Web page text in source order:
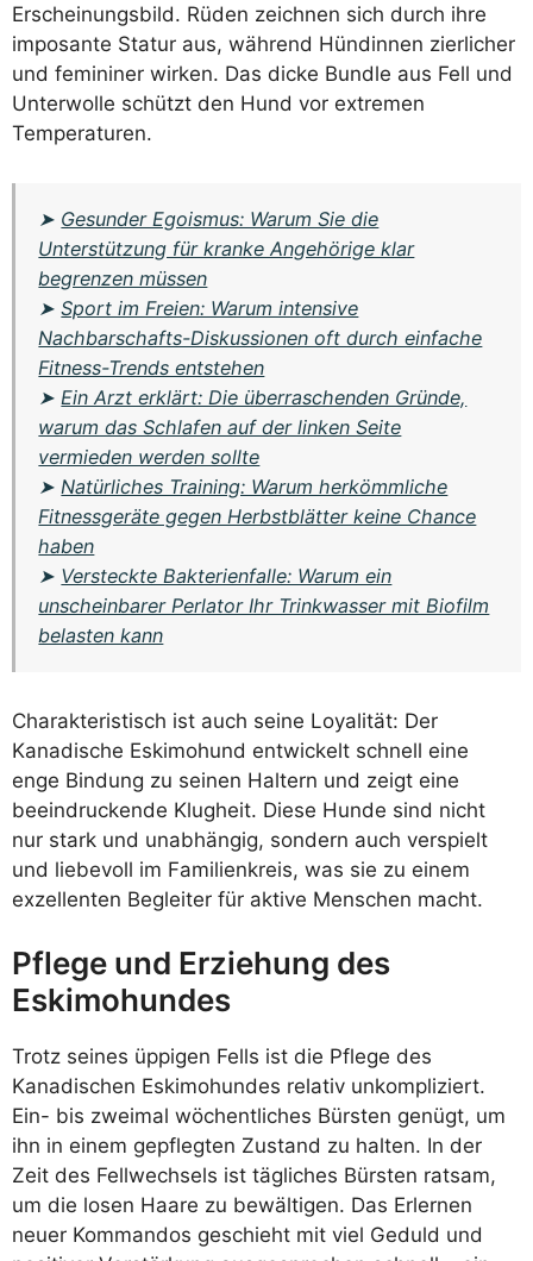
Erscheinungsbild. Rüden zeichnen sich durch ihre
imposante Statur aus, während Hündinnen zierlicher
und femininer wirken. Das dicke Bundle aus Fell und
Unterwolle schützt den Hund vor extremen
Temperaturen.
➤ Gesunder Egoismus: Warum Sie die
Unterstützung für kranke Angehörige klar
begrenzen müssen
➤Sport im Freien: Warum intensive
Nachbarschafts-Diskussionen oft durch einfache
Fitness-Trends entstehen
➤ Ein Arzt erklärt: Die überraschenden Gründe,
warum das Schlafen auf der linken Seite
vermieden werden sollte
➤ Natürliches Training: Warum herkömmliche
Fitnessgeräte gegen Herbstblätter keine Chance
haben
➤ Versteckte Bakterienfalle: Warum ein
unscheinbarer Perlator Ihr Trinkwasser mit Biofilm
belasten kann
Charakteristisch ist auch seine Loyalität: Der
Kanadische Eskimohund entwickelt schnell eine
enge Bindung zu seinen Haltern und zeigt eine
beeindruckende Klugheit. Diese Hunde sind nicht
nur stark und unabhängig, sondern auch verspielt
und liebevoll im Familienkreis, was sie zu einem
exzellenten Begleiter für aktive Menschen macht.
Pflege und Erziehung des
Eskimohundes
Trotz seines üppigen Fells ist die Pflege des
Kanadischen Eskimohundes relativ unkompliziert.
Ein- bis zweimal wöchentliches Bürsten genügt, um
ihn in einem gepflegten Zustand zu halten. In der
Zeit des Fellwechsels ist tägliches Bürsten ratsam,
um die losen Haare zu bewältigen. Das Erlernen
neuer Kommandos geschieht mit viel Geduld und